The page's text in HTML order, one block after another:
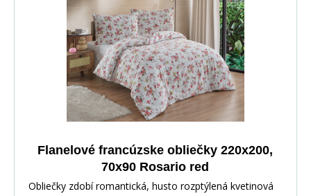
Flanelové francúzske obliečky 220x200,
70x90 Rosario red
Obliečky zdobí romantická, husto rozptýlená kvetinová